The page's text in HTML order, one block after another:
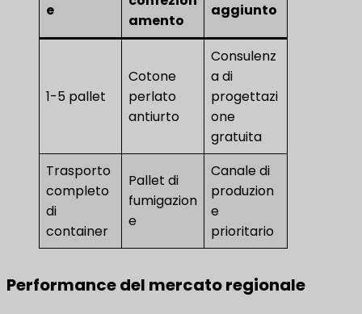
e
amento
aggiunto
1-5 pallet
Cotone
perlato
antiurto
Consulenz
a di
progettazi
one
gratuita
Trasporto
completo
di
container
Pallet di
fumigazion
e
Canale di
produzion
e
prioritario
Performance del mercato regionale